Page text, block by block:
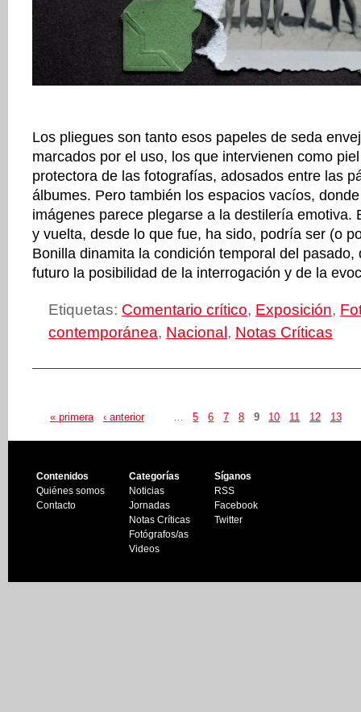
Los pliegues son tanto esos papeles de seda
marcados por el uso, los que intervienen como
protectora de las fotografías, adosados entre las
álbumes. Pero también los espacios vacíos,
imágenes parece plegarse a la destilería emotiva.
y vuelta, desde lo que fue, ha sido, podría ser (o
Bonilla dinamita la condición temporal del pasado,
futuro la posibilidad de la interrogación y de la
Etiquetas: Comentario crítico, Exposición,
contemporánea, Nacional , Notas Críticas
« primera ‹ anterior … 5 6 7 8 9 10 11 12 13
Contenidos
Quiénes somos
Contacto
Categorías
Noticias
Jornadas
Notas Críticas
Fotógrafos/as
Videos
Síganos
RSS
Facebook
Twitter